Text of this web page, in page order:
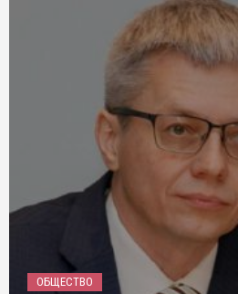
ОБЩЕСТВО